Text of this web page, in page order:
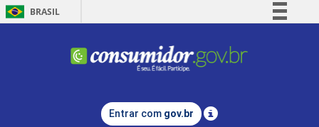
BRASIL
Comunica BR
Legislação
Entrar com gov.br